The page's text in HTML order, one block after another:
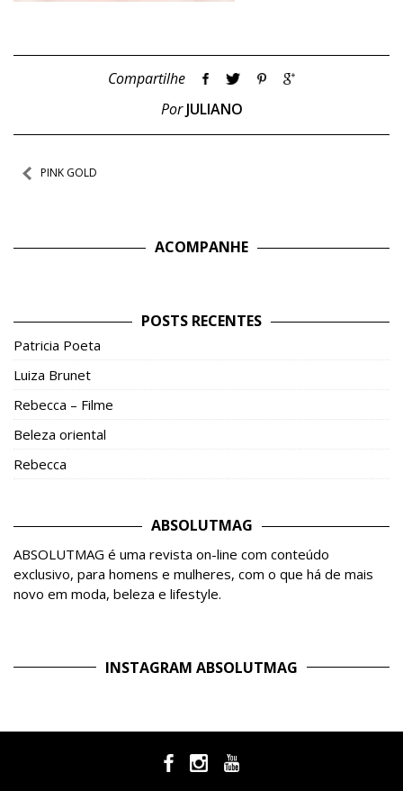
Compartilhe
PorJULIANO
Navegação
PINK GOLD
ACOMPANHE
POSTS RECENTES
Patricia Poeta
Luiza Brunet
Rebecca – Filme
Beleza oriental
Rebecca
ABSOLUTMAG
ABSOLUTMAG é uma revista on-line com conteúdo
exclusivo, para homens e mulheres, com o que há de mais
novo em moda, beleza e lifestyle.
INSTAGRAM ABSOLUTMAG